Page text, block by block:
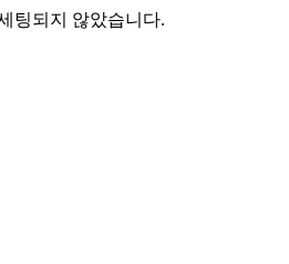
팅되지 않았습니다.